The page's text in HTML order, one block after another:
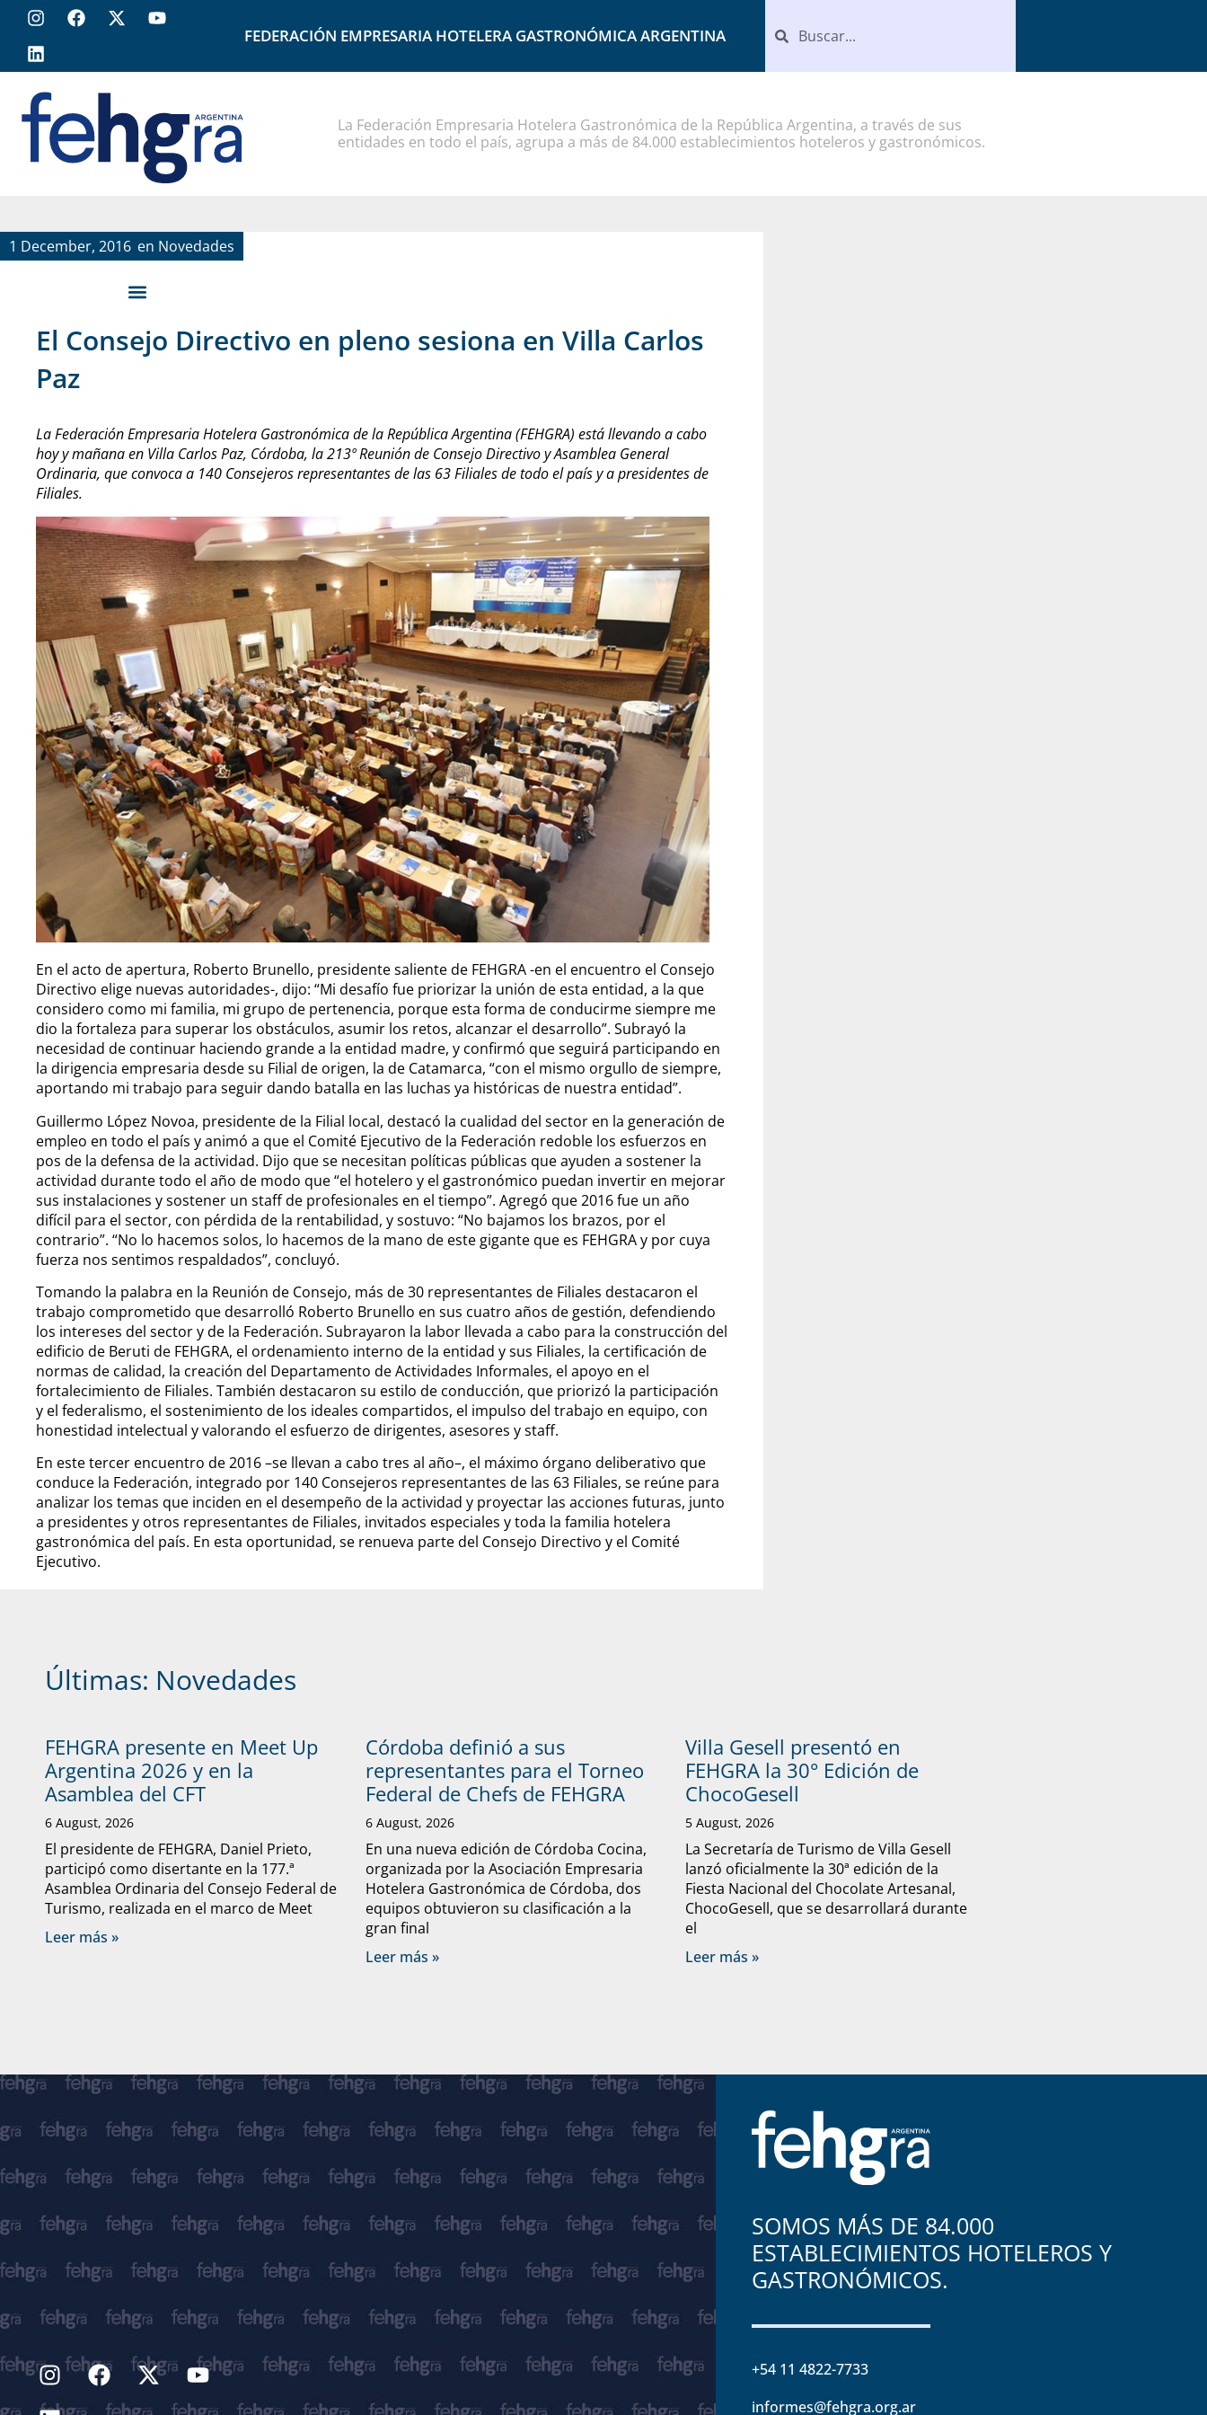
FEDERACIÓN EMPRESARIA HOTELERA GASTRONÓMICA ARGENTINA
La Federación Empresaria Hotelera Gastronómica de la República Argentina, a través de sus
entidades en todo el país, agrupa a más de 84.000 establecimientos hoteleros y gastronómicos.
1 December, 2016 en Novedades
El Consejo Directivo en pleno sesiona en Villa Carlos
Paz
La Federación Empresaria Hotelera Gastronómica de la República Argentina (FEHGRA) está llevando a cabo
hoy y mañana en Villa Carlos Paz, Córdoba, la 213º Reunión de Consejo Directivo y Asamblea General
Ordinaria, que convoca a 140 Consejeros representantes de las 63 Filiales de todo el país y a presidentes de
Filiales.
En el acto de apertura, Roberto Brunello, presidente saliente de FEHGRA -en el encuentro el Consejo
Directivo elige nuevas autoridades-, dijo: “Mi desafío fue priorizar la unión de esta entidad, a la que
considero como mi familia, mi grupo de pertenencia, porque esta forma de conducirme siempre me
dio la fortaleza para superar los obstáculos, asumir los retos, alcanzar el desarrollo”. Subrayó la
necesidad de continuar haciendo grande a la entidad madre, y confirmó que seguirá participando en
la dirigencia empresaria desde su Filial de origen, la de Catamarca, “con el mismo orgullo de siempre,
aportando mi trabajo para seguir dando batalla en las luchas ya históricas de nuestra entidad”.
Guillermo López Novoa, presidente de la Filial local, destacó la cualidad del sector en la generación de
empleo en todo el país y animó a que el Comité Ejecutivo de la Federación redoble los esfuerzos en
pos de la defensa de la actividad. Dijo que se necesitan políticas públicas que ayuden a sostener la
actividad durante todo el año de modo que “el hotelero y el gastronómico puedan invertir en mejorar
sus instalaciones y sostener un staff de profesionales en el tiempo”. Agregó que 2016 fue un año
difícil para el sector, con pérdida de la rentabilidad, y sostuvo: “No bajamos los brazos, por el
contrario”. “No lo hacemos solos, lo hacemos de la mano de este gigante que es FEHGRA y por cuya
fuerza nos sentimos respaldados”, concluyó.
Tomando la palabra en la Reunión de Consejo, más de 30 representantes de Filiales destacaron el
trabajo comprometido que desarrolló Roberto Brunello en sus cuatro años de gestión, defendiendo
los intereses del sector y de la Federación. Subrayaron la labor llevada a cabo para la construcción del
edificio de Beruti de FEHGRA, el ordenamiento interno de la entidad y sus Filiales, la certificación de
normas de calidad, la creación del Departamento de Actividades Informales, el apoyo en el
fortalecimiento de Filiales. También destacaron su estilo de conducción, que priorizó la participación
y el federalismo, el sostenimiento de los ideales compartidos, el impulso del trabajo en equipo, con
honestidad intelectual y valorando el esfuerzo de dirigentes, asesores y staff.
En este tercer encuentro de 2016 –se llevan a cabo tres al año–, el máximo órgano deliberativo que
conduce la Federación, integrado por 140 Consejeros representantes de las 63 Filiales, se reúne para
analizar los temas que inciden en el desempeño de la actividad y proyectar las acciones futuras, junto
a presidentes y otros representantes de Filiales, invitados especiales y toda la familia hotelera
gastronómica del país. En esta oportunidad, se renueva parte del Consejo Directivo y el Comité
Ejecutivo.
Últimas: Novedades
FEHGRA presente en Meet Up
Argentina 2026 y en la
Asamblea del CFT
6 August, 2026
El presidente de FEHGRA, Daniel Prieto,
participó como disertante en la 177.ª
Asamblea Ordinaria del Consejo Federal de
Turismo, realizada en el marco de Meet
Leer más »
Córdoba definió a sus
representantes para el Torneo
Federal de Chefs de FEHGRA
6 August, 2026
En una nueva edición de Córdoba Cocina,
organizada por la Asociación Empresaria
Hotelera Gastronómica de Córdoba, dos
equipos obtuvieron su clasificación a la
gran final
Leer más »
Villa Gesell presentó en
FEHGRA la 30° Edición de
ChocoGesell
5 August, 2026
La Secretaría de Turismo de Villa Gesell
lanzó oficialmente la 30ª edición de la
Fiesta Nacional del Chocolate Artesanal,
ChocoGesell, que se desarrollará durante
el
Leer más »
SOMOS MÁS DE 84.000
ESTABLECIMIENTOS HOTELEROS Y
GASTRONÓMICOS.
+54 11 4822-7733
informes@fehgra.org.ar